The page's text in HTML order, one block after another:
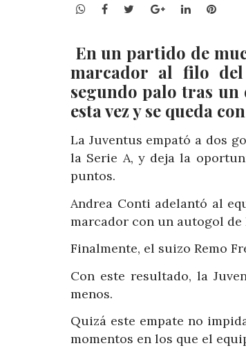
WhatsApp
Facebook
TwitterGoogle+LinkedIn
En un partido de
marcador al filo
segundo palo tras un
esta vez y se queda
La Juventus empató a dos
la Serie A, y deja la
puntos.
Andrea Conti adelantó al
marcador con un autogol de
Finalmente, el suizo Remo
Con este resultado, la
menos.
Quizá este empate no
momentos en los que el